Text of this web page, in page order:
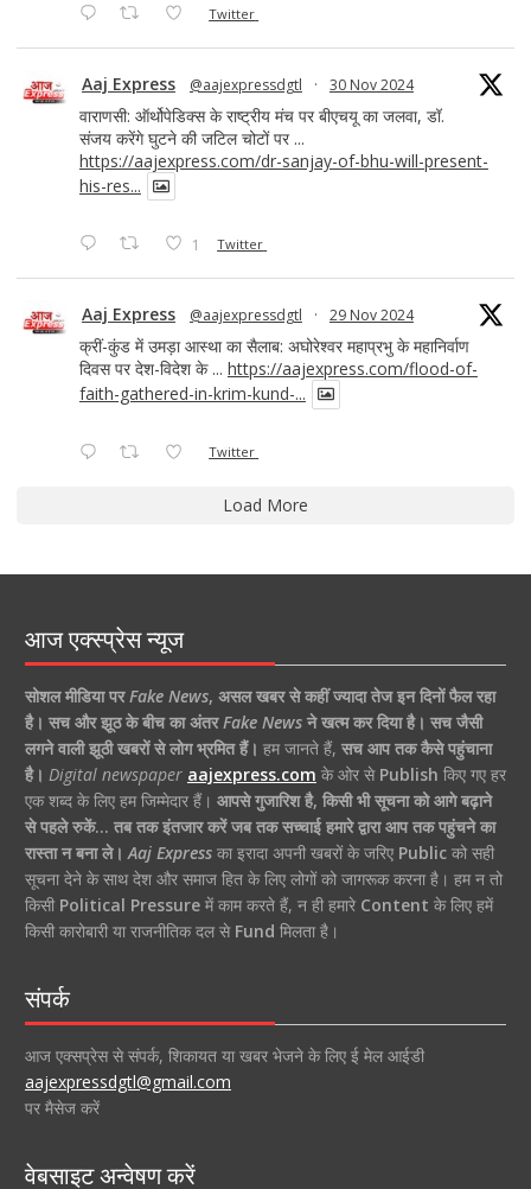
Twitter
Aaj Express @aajexpressdgtl · 30 Nov 2024
वाराणसी: ऑर्थोपेडिक्स के राष्ट्रीय मंच पर बीएचयू का जलवा, डॉ.
संजय करेंगे घुटने की जटिल चोटों पर ...
https://aajexpress.com/dr-sanjay-of-bhu-will-present-
his-res...
1 Twitter
Aaj Express @aajexpressdgtl · 29 Nov 2024
क्रीं-कुंड में उमड़ा आस्था का सैलाब: अघोरेश्वर महाप्रभु के महानिर्वाण
दिवस पर देश-विदेश के ... https://aajexpress.com/flood-of-
faith-gathered-in-krim-kund-...
Twitter
Load More
आज एक्स्प्रेस न्यूज
सोशल मीडिया पर Fake News, असल खबर से कहीं ज्यादा तेज इन दिनों फैल रहा
है। सच और झूठ के बीच का अंतर Fake Newsने खत्म कर दिया है। सच जैसी
लगने वाली झूठी खबरों से लोग भ्रमित हैं। हम जानते हैं, सच आप तक कैसे पहुंचाना
है। Digital newspaper aajexpress.com के ओर से Publish किए गए हर
एक शब्द के लिए हम जिम्मेदार हैं। आपसे गुजारिश है, किसी भी सूचना को आगे बढ़ाने
से पहले रुकें… तब तक इंतजार करें जब तक सच्चाई हमारे द्वारा आप तक पहुंचने का
रास्ता न बना ले। Aaj Expressका इरादा अपनी खबरों के जरिए Publicको सही
सूचना देने के साथ देश और समाज हित के लिए लोगों को जागरूक करना है। हम न तो
किसी Political Pressureमें काम करते हैं, न ही हमारे Content के लिए हमें
किसी कारोबारी या राजनीतिक दल से Fund मिलता है।
संपर्क
आज एक्सप्रेस से संपर्क, शिकायत या खबर भेजने के लिए ई मेल आईडी
aajexpressdgtl@gmail.com
पर मैसेज करें
वेबसाइट अन्वेषण करें